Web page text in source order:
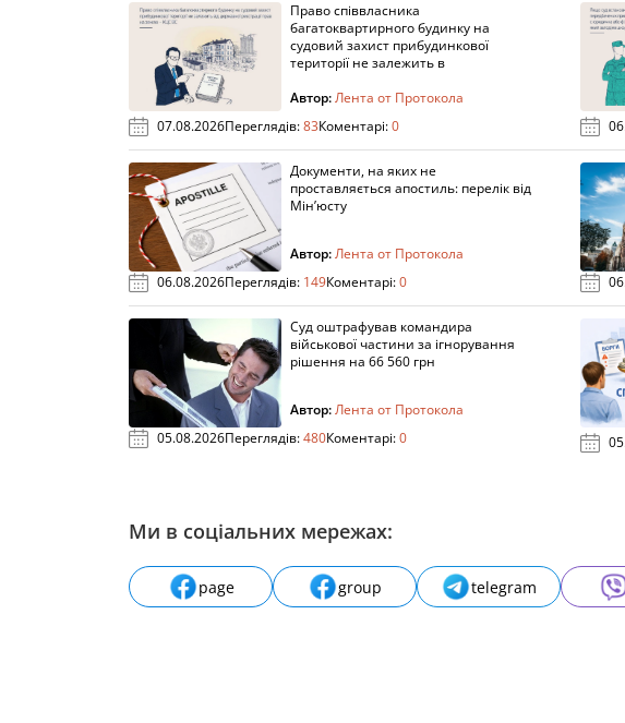
Право співвласника
багатоквартирного будинку на
судовий захист прибудинкової
території не залежить в
Автор:Лента от Протокола
07.08.2026Переглядів:83Коментарі:0
Документи, на яких не
проставляється апостиль: перелік від
Мін’юсту
Автор:Лента от Протокола
06.08.2026Переглядів: 149Коментарі:0
Суд оштрафував командира
військової частини за ігнорування
рішення на 66 560 грн
Автор:Лента от Протокола
05.08.2026Переглядів:480Коментарі:0
Ми в соціальних мережах:
page group telegram